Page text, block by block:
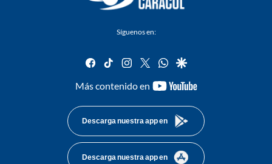
Síguenos en:
facebook
tiktok instagram
twitterwhatsapp
google
Más contenido en
youtube-
Descarga nuestra app en
Descarga nuestra app en